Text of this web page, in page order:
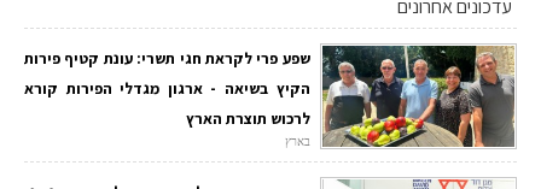
עדכונים אחרונים
שפע פרי לקראת חגי תשרי: עונת קטיף פירות
הקיץ בשיאה - ארגון מגדלי הפירות קורא
לרכוש תוצרת הארץ
בארץ